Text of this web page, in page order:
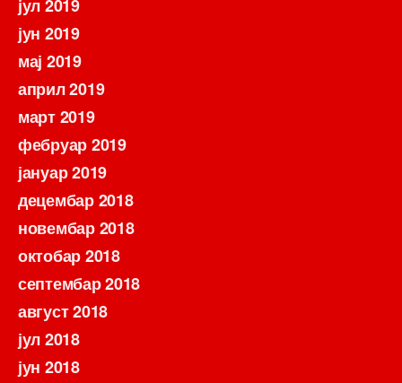
јул 2019
јун 2019
мај 2019
април 2019
март 2019
фебруар 2019
јануар 2019
децембар 2018
новембар 2018
октобар 2018
септембар 2018
август 2018
јул 2018
јун 2018